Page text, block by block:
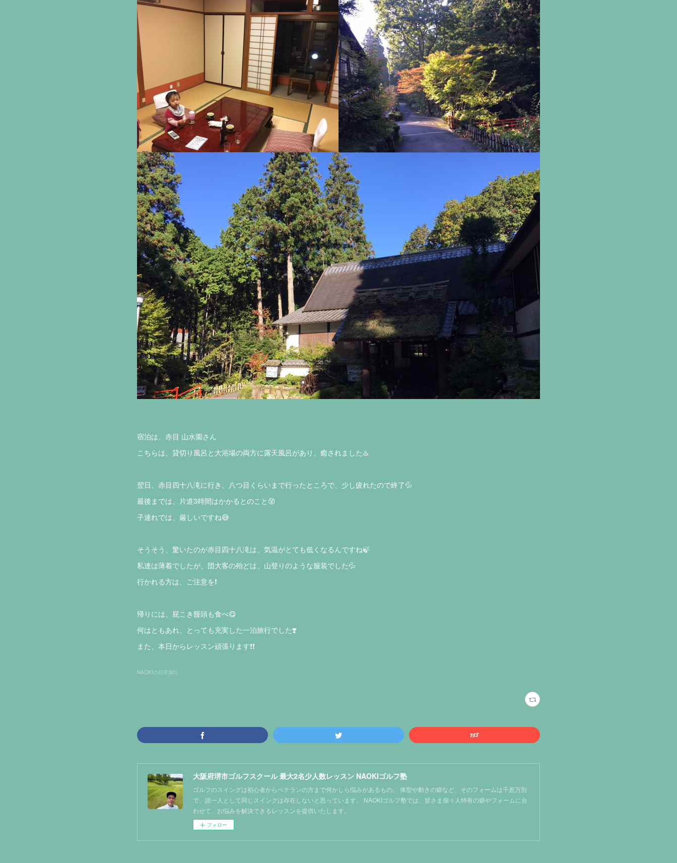
宿泊は、赤目 山水園さん
こちらは、貸切り風呂と大浴場の両方に露天風呂があり、癒されました♨️
翌日、赤目四十八滝に行き、八つ目くらいまで行ったところで、少し疲れたので終了💦
最後までは、片道3時間はかかるとのこと😵
子連れでは、厳しいですね😅
そうそう、驚いたのが赤目四十八滝は、気温がとても低くなるんですね🍃
私達は薄着でしたが、団大客の殆どは、山登りのような服装でした💦
行かれる方は、ご注意を❗️
帰りには、屁こき饅頭も食べ😋
何はともあれ、とっても充実した一泊旅行でした❣️
また、本日からレッスン頑張ります❗️❗️
NAOKIの日常(83)
大阪府堺市ゴルフスクール 最大2名少人数レッスン NAOKIゴルフ塾
ゴルフのスイングは初心者からベテランの方まで何かしら悩みがあるもの。 体型や動きの癖など、そのフォームは千差万別
で、誰一人として同じスイングは存在しないと思っています。 NAOKIゴルフ塾では、皆さま個々人特有の癖やフォームに合
わせて、お悩みを解決できるレッスンを提供いたします。
フォロー